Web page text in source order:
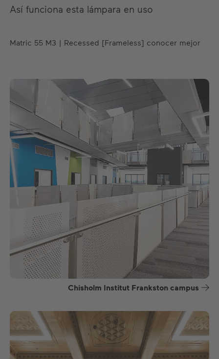
Así funciona esta lámpara en uso
Matric 55 M3 | Recessed [Frameless] conocer mejor
Chisholm Institut Frankston campus